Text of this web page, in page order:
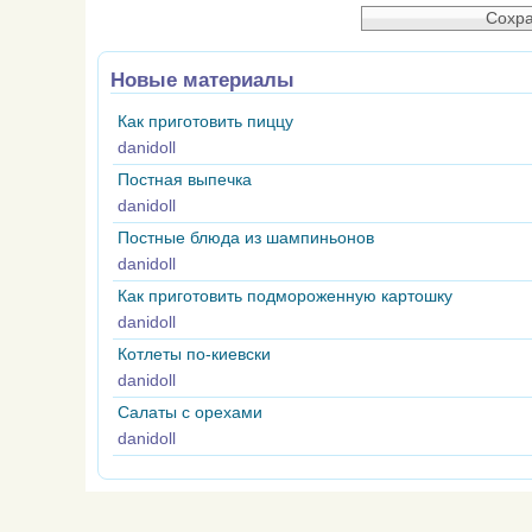
Новые материалы
Как приготовить пиццу
danidoll
Постная выпечка
danidoll
Постные блюда из шампиньонов
danidoll
Как приготовить подмороженную картошку
danidoll
Котлеты по-киевски
danidoll
Салаты с орехами
danidoll